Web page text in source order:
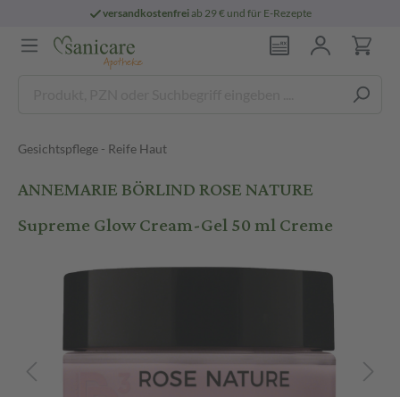
versandkostenfreiab 29 € und für E-Rezepte
Gesichtspflege - Reife Haut
ANNEMARIE BÖRLIND ROSE NATURE
Supreme Glow Cream-Gel 50 ml Creme